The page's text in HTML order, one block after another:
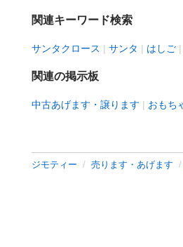
関連キーワード検索
サンタクロース サンタ はしご
関連の掲示板
中古あげます・譲ります おもち
ジモティー 売ります・あげます